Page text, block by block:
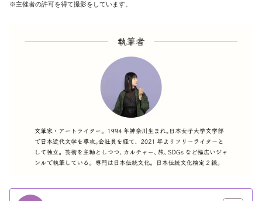
※主催者の許可を得て撮影をしています。